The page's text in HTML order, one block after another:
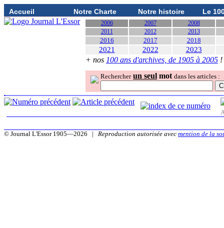
Accueil Notre Charte Notre histoire Le
2006 2007
2008
2011
2012 2013
2016 2017 2018
2021 2022 2023
+ nos 100 ans d'archives, de 1905 à 2005 !
Rechercher un seul mot dans les articles :
© Journal L'Essor 1905—2026 | Reproduction autorisée avec mention de la